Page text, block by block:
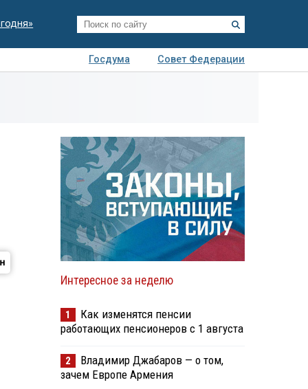
Госдума
Совет Федерации
Интересное за неделю
1
Как изменятся пенсии
работающих пенсионеров с 1 августа
2
Владимир Джабаров — о том,
зачем Европе Армения